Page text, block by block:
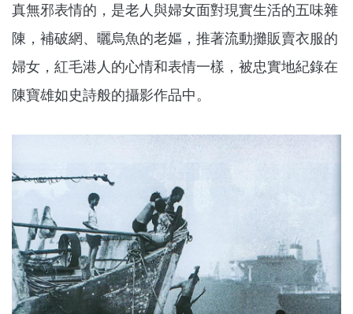
真無邪表情的，是老人與婦女面對現實生活的五味雜
陳，補破網、曬烏魚的老嫗，推著流動攤販賣衣服的
婦女，紅毛港人的心情和表情一樣，被忠實地紀錄在
陳寶雄如史詩般的攝影作品中。